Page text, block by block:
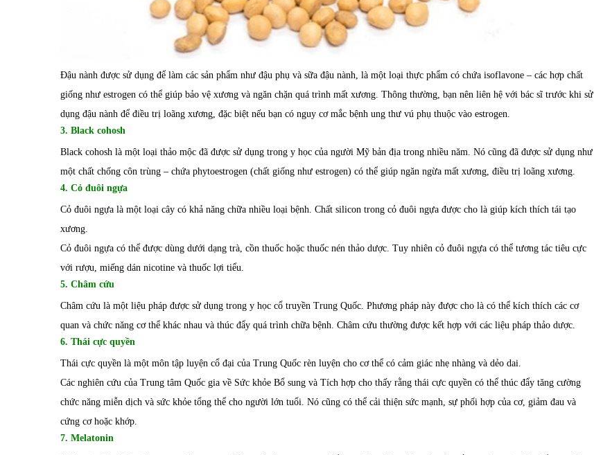
Đậu nành được sử dụng để làm các sản phẩm như đậu phụ và sữa đậu nành, là một loại thực phẩm có chứa isoflavone – các hợp chất
giống như estrogen có thể giúp bảo vệ xương và ngăn chặn quá trình mất xương. Thông thường, bạn nên liên hệ với bác sĩ trước khi sử
dụng đậu nành để điều trị loãng xương, đặc biệt nếu bạn có nguy cơ mắc bệnh ung thư vú phụ thuộc vào estrogen.
3. Black cohosh
Black cohosh là một loại thảo mộc đã được sử dụng trong y học của người Mỹ bản địa trong nhiều năm. Nó cũng đã được sử dụng như
một chất chống côn trùng – chứa phytoestrogen (chất giống như estrogen) có thể giúp ngăn ngừa mất xương, điều trị loãng xương.
4. Cỏ đuôi ngựa
Cỏ đuôi ngựa là một loại cây có khả năng chữa nhiều loại bệnh. Chất silicon trong cỏ đuôi ngựa được cho là giúp kích thích tái tạo
xương.
Cỏ đuôi ngựa có thể được dùng dưới dạng trà, cồn thuốc hoặc thuốc nén thảo dược. Tuy nhiên cỏ đuôi ngựa có thể tương tác tiêu cực
với rượu, miếng dán nicotine và thuốc lợi tiểu.
5. Châm cứu
Châm cứu là một liệu pháp được sử dụng trong y học cổ truyền Trung Quốc. Phương pháp này được cho là có thể kích thích các cơ
quan và chức năng cơ thể khác nhau và thúc đẩy quá trình chữa bệnh. Châm cứu thường được kết hợp với các liệu pháp thảo dược.
6. Thái cực quyền
Thái cực quyền là một môn tập luyện cổ đại của Trung Quốc rèn luyện cho cơ thể có cảm giác nhẹ nhàng và dẻo dai.
Các nghiên cứu của Trung tâm Quốc gia về Sức khỏe Bổ sung và Tích hợp cho thấy rằng thái cực quyền có thể thúc đẩy tăng cường
chức năng miễn dịch và sức khỏe tổng thể cho người lớn tuổi. Nó cũng có thể cải thiện sức mạnh, sự phối hợp của cơ, giảm đau và
cứng cơ hoặc khớp.
7. Melatonin